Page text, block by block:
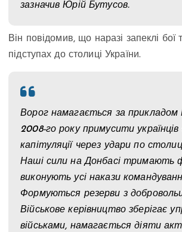
зазначив Юрій Бутусов.
Він повідомив, що наразі запеклі бої
підступах до столиці України.
Ворог намагається за прикладом
2008-го року примусити
капітуляції через удари по
Наші сили на Донбасі тримають
виконують усі накази
Формуються резерви з
Військове керівництво зберігає
військами, намагається діяти